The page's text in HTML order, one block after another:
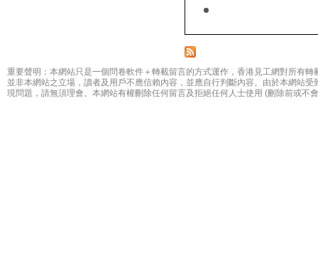
重要聲明：本網站只是一個問卷軟件＋轉載留言的方式運作，香港見工網對所有
並非本網站之立場，讀者及用戶不應信賴內容，並應自行判斷內容。由於本網站
現問題，請無須理會。本網站有權刪除任何留言及拒絕任何人士使用 (刪除前或